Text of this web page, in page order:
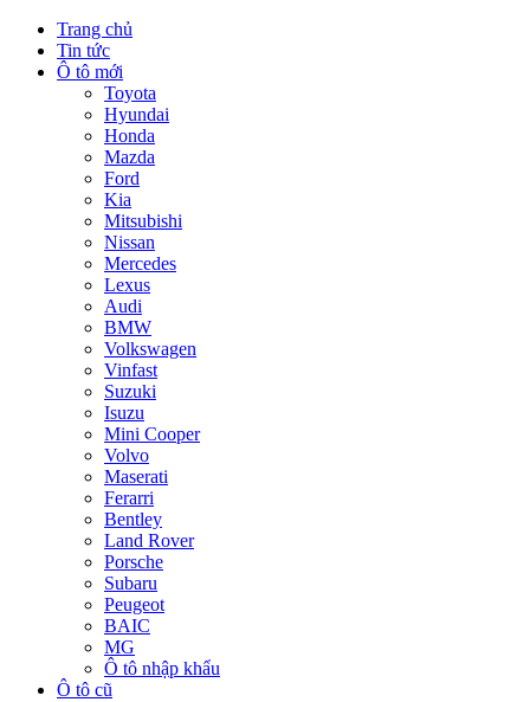
Trang chủ
Tin tức
Ô tô mới
Toyota
Hyundai
Honda
Mazda
Ford
Kia
Mitsubishi
Nissan
Mercedes
Lexus
Audi
BMW
Volkswagen
Vinfast
Suzuki
Isuzu
Mini Cooper
Volvo
Maserati
Ferarri
Bentley
Land Rover
Porsche
Subaru
Peugeot
BAIC
MG
Ô tô nhập khẩu
Ô tô cũ